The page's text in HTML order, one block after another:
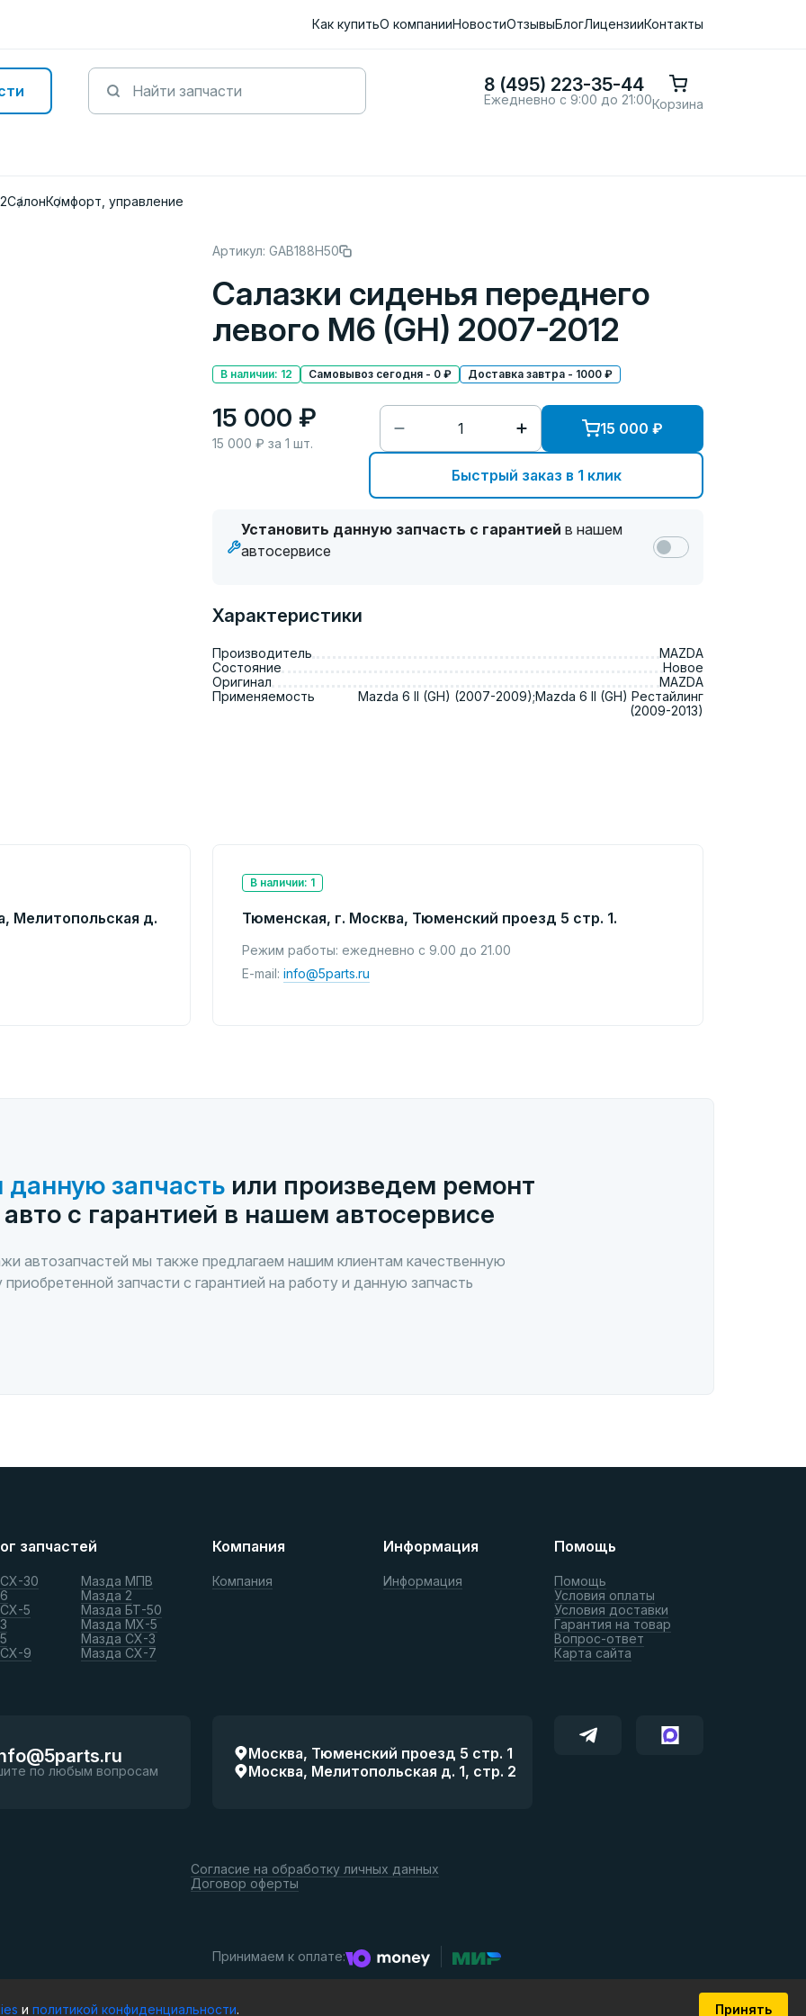
Как купитьО компанииНовостиОтзывыБлогЛицензииКонтакты
8 (495) 223-35-44
Ежедневно с 9:00 до 21:00Корзина
СалонКомфорт, управление
Артикул: GAB188H50
Салазки сиденья переднего
левого M6 (GH) 2007-2012
В наличии: 12 Самовывоз сегодня - 0 ₽ Доставка завтра - 1000 ₽
15 000 ₽
15 000 ₽ за 1 шт.
Быстрый заказ в 1 клик
15 000 ₽
Установить данную запчасть с гарантией в нашем
автосервисе
Характеристики
Производитель
MAZDA
Состояние
Новое
Оригинал
MAZDA
Применяемость
Mazda 6 II (GH) (2007-2009);Mazda 6 II (GH) Рестайлинг
(2009-2013)
Мелитопольская д.
В наличии: 1
Тюменская, г. Москва, Тюменский проезд 5 стр. 1.
Режим работы: ежедневно с 9.00 до 21.00
E-mail: info@5parts.ru
данную запчастьили произведем ремонт
с гарантией в нашем автосервисе
автозапчастей мы также предлагаем нашим клиентам качественную
приобретенной запчасти с гарантией на работу и данную запчасть
запчастей
30
5
9
Мазда МПВ
Мазда 2
Мазда БТ-50
Мазда МХ-5
Мазда СХ-3
Мазда СХ-7
Компания
Компания
Информация
Информация
Помощь
Помощь
Условия оплаты
Условия доставки
Гарантия на товар
Вопрос-ответ
Карта сайта
по любым вопросам
Москва, Тюменский проезд 5 стр. 1
Москва, Мелитопольская д. 1, стр. 2
Согласие на обработку личных данных
Договор оферты
Принимаем к оплате:
и политикой конфиденциальности. Принять